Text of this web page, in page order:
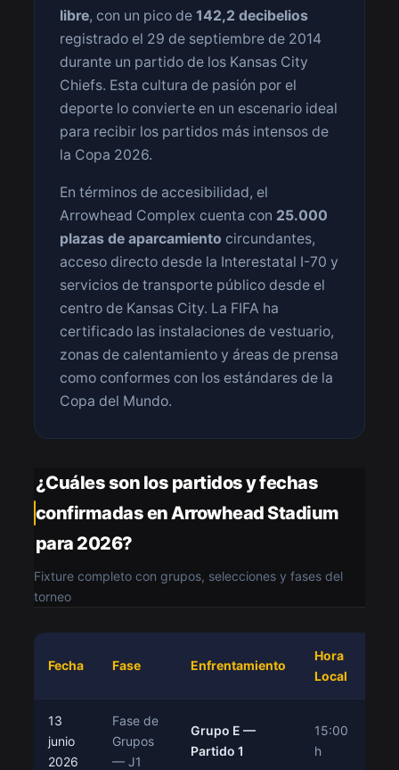
libre, con un pico de 142,2 decibelios
registrado el 29 de septiembre de 2014
durante un partido de los Kansas City
Chiefs. Esta cultura de pasión por el
deporte lo convierte en un escenario ideal
para recibir los partidos más intensos de
la Copa 2026.
En términos de accesibilidad, el
Arrowhead Complex cuenta con 25.000
plazas de aparcamiento circundantes,
acceso directo desde la Interestatal I-70 y
servicios de transporte público desde el
centro de Kansas City. La FIFA ha
certificado las instalaciones de vestuario,
zonas de calentamiento y áreas de prensa
como conformes con los estándares de la
Copa del Mundo.
¿Cuáles son los partidos y fechas
confirmadas en Arrowhead Stadium
para 2026?
Fixture completo con grupos, selecciones y fases del
torneo
Fecha Fase Enfrentamiento
Hora
Local
13
junio
2026
Fase de
Grupos
— J1
Grupo E —
Partido 1
15:00
h